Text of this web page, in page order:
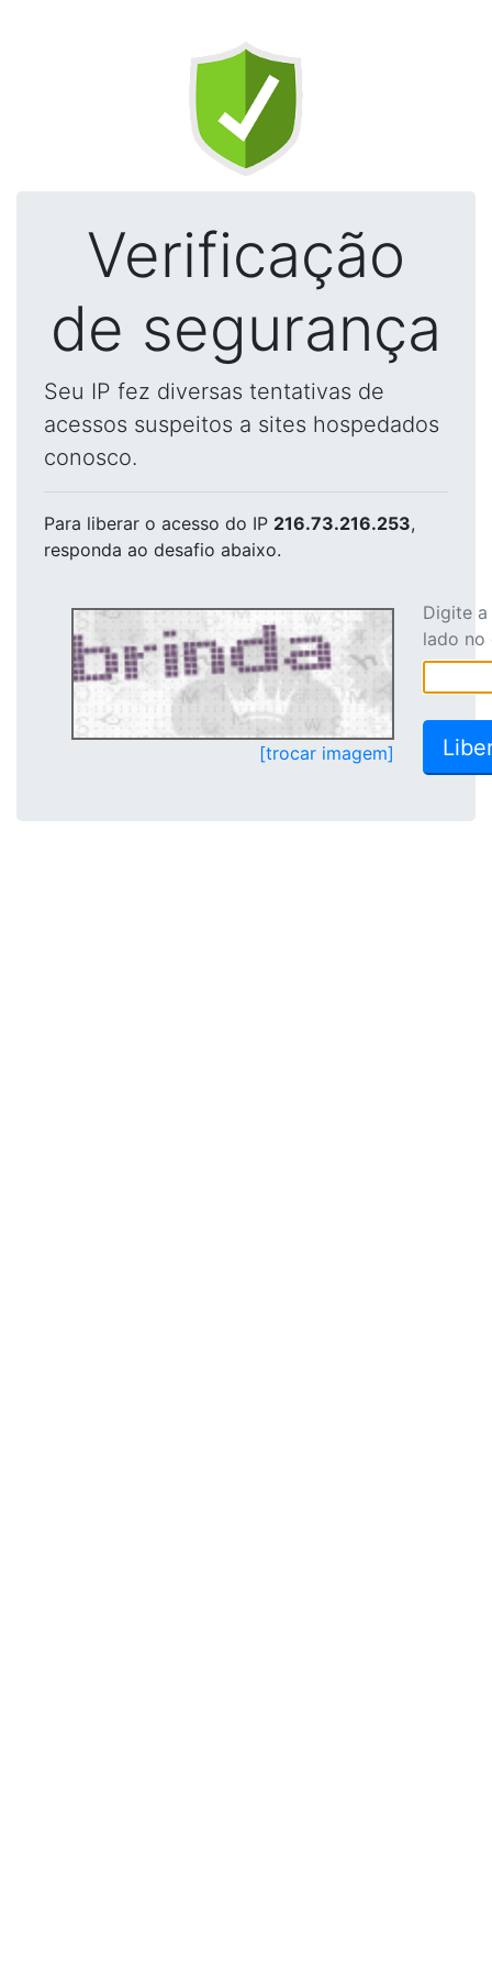
Verificação
de segurança
Seu IP fez diversas tentativas de
acessos suspeitos a sites hospedados
conosco.
Para liberar o acesso do IP 216.73.216.253,
responda ao desafio abaixo.
[trocar imagem]
Digite
lado no